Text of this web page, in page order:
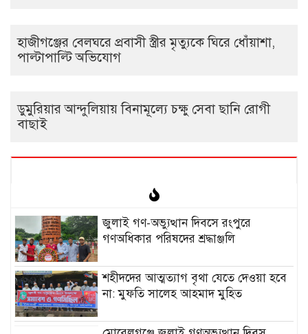
হাজীগঞ্জের বেলঘরে প্রবাসী স্ত্রীর মৃত্যুকে ঘিরে ধোঁয়াশা,
পাল্টাপাল্টি অভিযোগ
ডুমুরিয়ার আন্দুলিয়ায় বিনামূল্যে চক্ষু সেবা ছানি রোগী
বাছাই
‎জুলাই গণ-অভ্যুত্থান দিবসে রংপুরে
গণঅধিকার পরিষদের শ্রদ্ধাঞ্জলি ‎
‎শহীদদের আত্মত্যাগ বৃথা যেতে দেওয়া হবে
না: মুফতি সালেহ আহমাদ মুহিত ‎